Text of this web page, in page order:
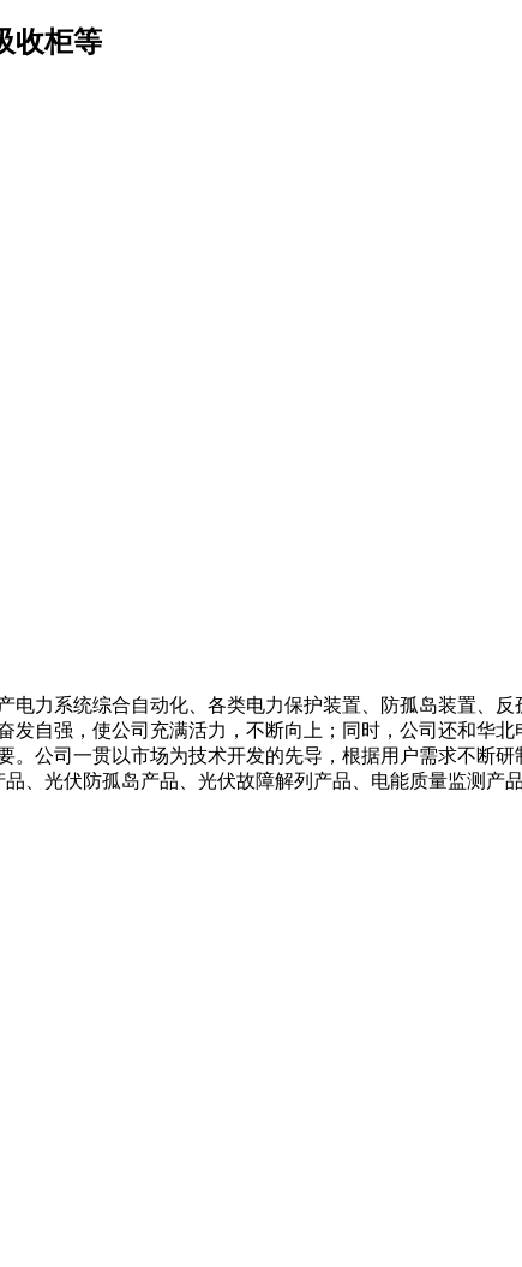
收柜等
力系统综合自动化、各类电力保护装置、防孤岛装置、
自强，使公司充满活力，不断向上；同时，公司还和华
公司一贯以市场为技术开发的先导，根据用户需求不断
、光伏防孤岛产品、光伏故障解列产品、电能质量监测产